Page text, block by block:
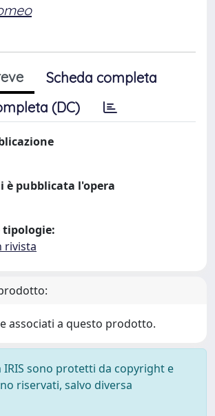
Scheda completa
(DC)
è pubblicata l'opera
tipologie:
rivista
associati a questo prodotto.
sono protetti da copyright e
riservati, salvo diversa